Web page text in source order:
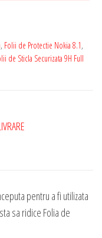
, Folii de Protectie Nokia 8.1,
de Sticla Securizata 9H Full
pentru a fi utilizata
sa ridice Folia de